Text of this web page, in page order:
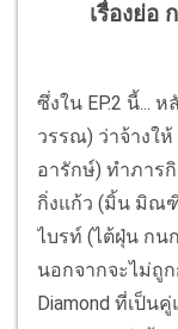
เรื่องย่อ
ซึ่งใน EP.2 นี้...
วรรณ) ว่าจ้างใ
อารักษ์) ทำภาร
กิ่งแก้ว (มิ้น มิณ
ไบรท์ (ไต้ฝุ่น ก
นอกจากจะไม่ถู
Diamond ที่เป็น